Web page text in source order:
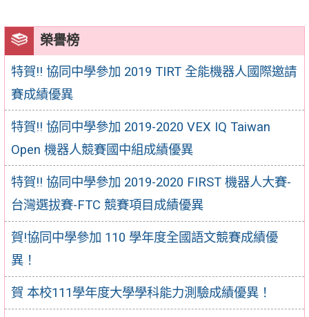
榮譽榜
特賀!! 協同中學參加 2019 TIRT 全能機器人國際邀請
賽成績優異
特賀!! 協同中學參加 2019-2020 VEX IQ Taiwan
Open 機器人競賽國中組成績優異
特賀!! 協同中學參加 2019-2020 FIRST 機器人大賽-
台灣選拔賽-FTC 競賽項目成績優異
賀!協同中學參加 110 學年度全國語文競賽成績優
異！
賀 本校111學年度大學學科能力測驗成績優異！